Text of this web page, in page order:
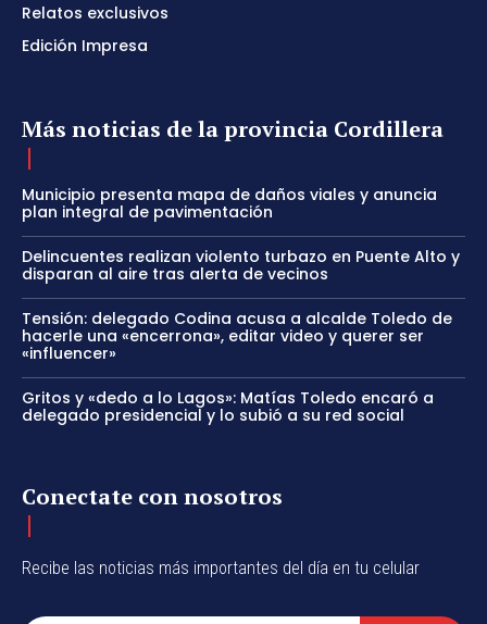
Relatos exclusivos
Edición Impresa
Más noticias de la provincia Cordillera
Municipio presenta mapa de daños viales y anuncia
plan integral de pavimentación
Delincuentes realizan violento turbazo en Puente Alto y
disparan al aire tras alerta de vecinos
Tensión: delegado Codina acusa a alcalde Toledo de
hacerle una «encerrona», editar video y querer ser
«influencer»
Gritos y «dedo a lo Lagos»: Matías Toledo encaró a
delegado presidencial y lo subió a su red social
Conectate con nosotros
Recibe las noticias más importantes del día en tu celular